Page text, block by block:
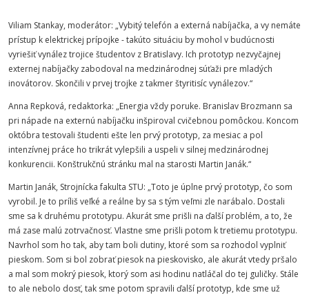
Viliam Stankay, moderátor: „Vybitý telefón a externá nabíjačka, a vy nemáte
prístup k elektrickej prípojke - takúto situáciu by mohol v budúcnosti
vyriešiť vynález trojice študentov z Bratislavy. Ich prototyp nezvyčajnej
externej nabíjačky zabodoval na medzinárodnej súťaži pre mladých
inovátorov. Skončili v prvej trojke z takmer štyritisíc vynálezov.“
Anna Repková, redaktorka: „Energia vždy poruke. Branislav Brozmann sa
pri nápade na externú nabíjačku inšpiroval cvičebnou pomôckou. Koncom
októbra testovali študenti ešte len prvý prototyp, za mesiac a pol
intenzívnej práce ho trikrát vylepšili a uspeli v silnej medzinárodnej
konkurencii. Konštrukčnú stránku mal na starosti Martin Janák.“
Martin Janák, Strojnícka fakulta STU: „Toto je úplne prvý prototyp, čo som
vyrobil. Je to príliš veľké a reálne by sa s tým veľmi zle narábalo. Dostali
sme sa k druhému prototypu. Akurát sme prišli na ďalší problém, a to, že
má zase malú zotrvačnosť. Vlastne sme prišli potom k tretiemu prototypu.
Navrhol som ho tak, aby tam boli dutiny, ktoré som sa rozhodol vyplniť
pieskom. Som si bol zobrať piesok na pieskovisko, ale akurát vtedy pršalo
a mal som mokrý piesok, ktorý som asi hodinu natláčal do tej guličky. Stále
to ale nebolo dosť, tak sme potom spravili ďalší prototyp, kde sme už